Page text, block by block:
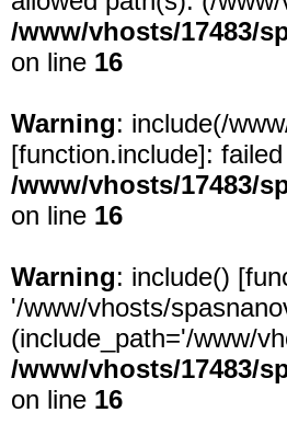
/www/vhosts/17483/
on line 16
Warning: include(/
[function.include]:
/www/vhosts/17483/
on line 16
Warning: include() [
'/www/vhosts/
(include_path='/www/
/www/vhosts/17483/
on line 16